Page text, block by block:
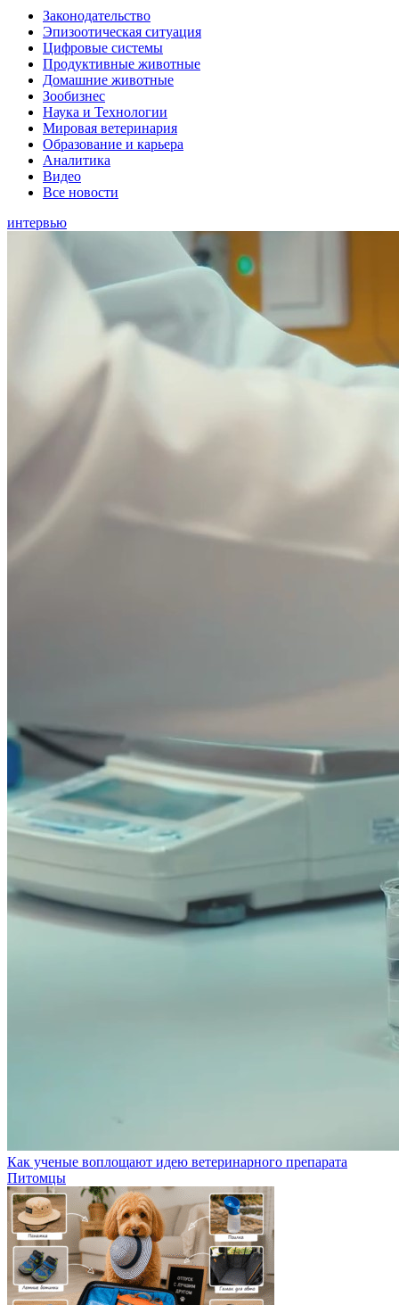
Законодательство
Эпизоотическая ситуация
Цифровые системы
Продуктивные животные
Домашние животные
Зообизнес
Наука и Технологии
Мировая ветеринария
Образование и карьера
Аналитика
Видео
Все новости
интервью
Как ученые воплощают идею ветеринарного препарата
Питомцы